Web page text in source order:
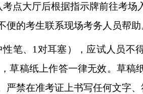
点大厅后根据指示牌前往考场
的考生联系现场考务人员帮助
笔、1对耳塞），应试人员不
草稿纸上作答一律无效。草稿
禁在准考证上书写任何文字、